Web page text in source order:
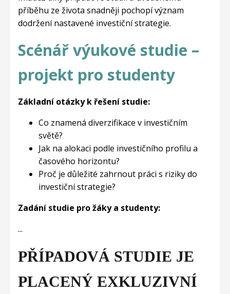
příběhu ze života snadněji pochopí význam
dodržení nastavené investiční strategie.
Scénář výukové studie –
projekt pro studenty
Základní otázky k řešení studie:
Co znamená diverzifikace v investičním
světě?
Jak na alokaci podle investičního profilu a
časového horizontu?
Proč je důležité zahrnout práci s riziky do
investiční strategie?
Zadání studie pro žáky a studenty:
...
PŘÍPADOVÁ STUDIE JE
PLACENÝ EXKLUZIVNÍ